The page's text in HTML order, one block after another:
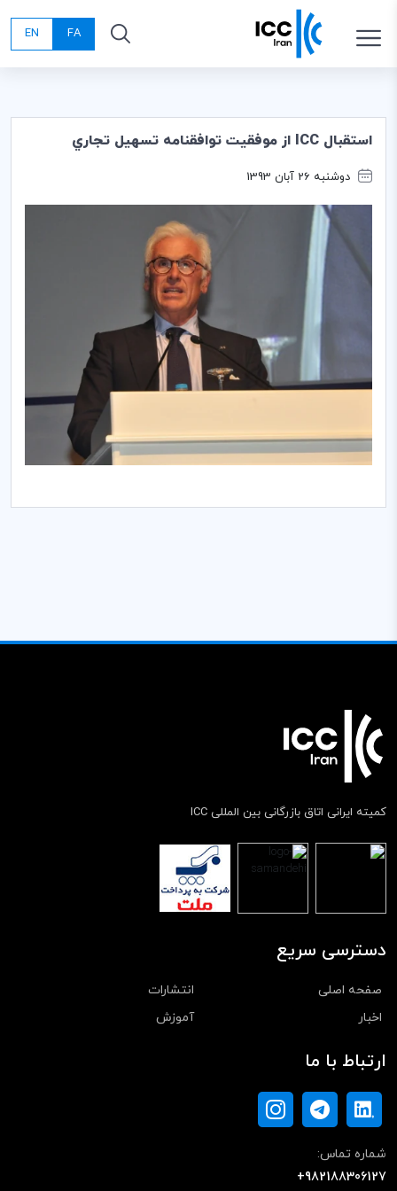
FA
EN
استقبال ICC از موفقيت توافقنامه تسهيل تجاري
دوشنبه 26 آبان 1393
کمیته ایرانی اتاق بازرگانی بین المللی ICC
دسترسی سریع
صفحه اصلی
انتشارات
اخبار
آموزش
ارتباط با ما
شماره تماس:
+982188306127